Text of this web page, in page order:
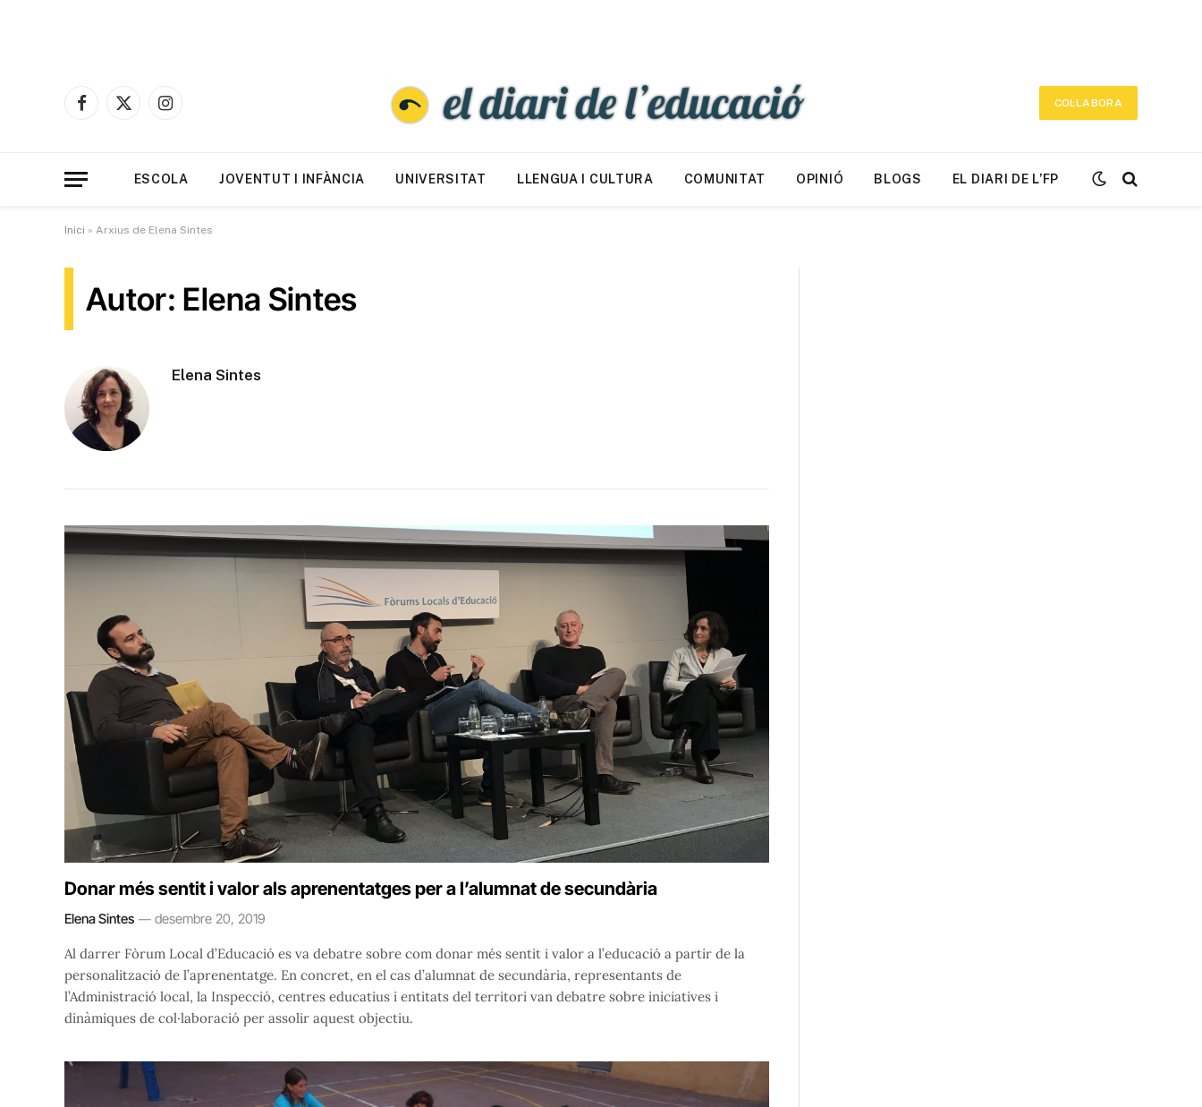
Facebook
X
Instagram
COL·LABORA
ESCOLA JOVENTUT I INFÀNCIA UNIVERSITAT LLENGUA I CULTURA COMUNITAT OPINIÓ BLOGS EL DIARI DE L’FP
Inici » Arxius de Elena Sintes
Autor: Elena Sintes
Elena Sintes
Donar més sentit i valor als aprenentatges per a l’alumnat de secundària
Elena Sintes desembre 20, 2019
Al darrer Fòrum Local d’Educació es va debatre sobre com donar més sentit i valor a l’educació a partir de la
personalització de l’aprenentatge. En concret, en el cas d’alumnat de secundària, representants de
l’Administració local, la Inspecció, centres educatius i entitats del territori van debatre sobre iniciatives i
dinàmiques de col·laboració per assolir aquest objectiu.